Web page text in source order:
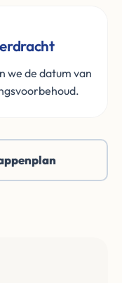
we de datum van